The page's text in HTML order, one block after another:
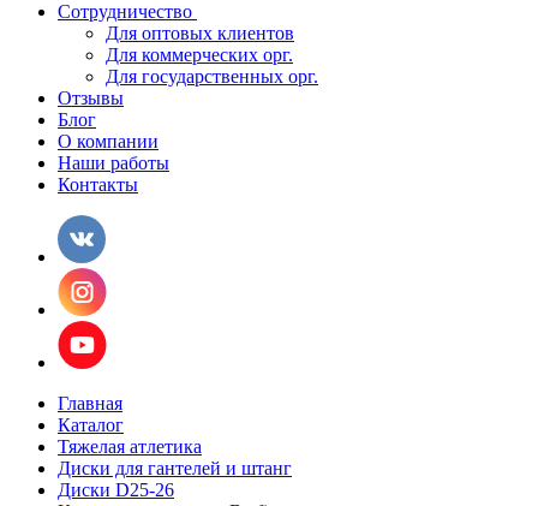
Сотрудничество
Для оптовых клиентов
Для коммерческих орг.
Для государственных орг.
Отзывы
Блог
О компании
Наши работы
Контакты
Главная
Каталог
Тяжелая атлетика
Диски для гантелей и штанг
Диски D25-26